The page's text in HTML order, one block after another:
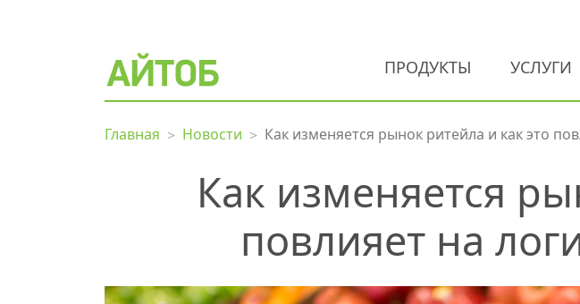
ПРОДУКТЫ УСЛУГИ
Главная Новости Как изменяется рынок ритейла и как это
Как изменяется
повлияет на